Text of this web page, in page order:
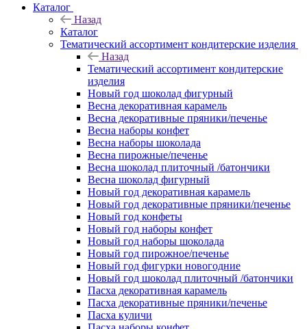
Каталог
Назад
Каталог
Тематический ассортимент кондитерские изделия
Назад
Тематический ассортимент кондитерские
изделия
Новый год шоколад фигурный
Весна декоративная карамель
Весна декоративные пряники/печенье
Весна наборы конфет
Весна наборы шоколада
Весна пирожные/печенье
Весна шоколад плиточный /батончики
Весна шоколад фигурный
Новый год декоративная карамель
Новый год декоративные пряники/печенье
Новый год конфеты
Новый год наборы конфет
Новый год наборы шоколада
Новый год пирожное/печенье
Новый год фигурки новогодние
Новый год шоколад плиточный /батончики
Пасха декоративная карамель
Пасха декоративные пряники/печенье
Пасха куличи